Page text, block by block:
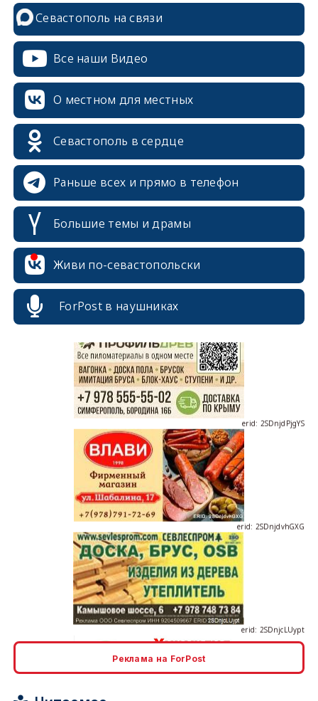
Севастополь на связи
Все наши Видео
О местном для местных
Севастополь в сердце
Раньше всех и прямо в телефон
Большие темы и драмы
Живи по-севастопольски
ForPost в наушниках
erid: 2SDnjdPjgYS
erid: 2SDnjdvhGXG
erid: 2SDnjcrDNw6
Реклама на ForPost